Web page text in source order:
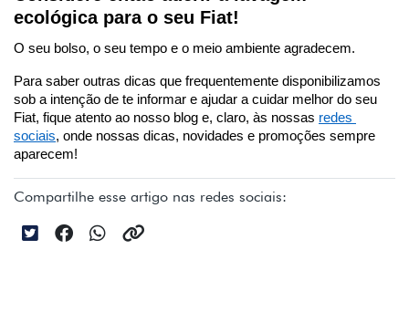
ecológica para o seu Fiat!
O seu bolso, o seu tempo e o meio ambiente agradecem.
Para saber outras dicas que frequentemente disponibilizamos
sob a intenção de te informar e ajudar a cuidar melhor do seu
Fiat, fique atento ao nosso blog e, claro, às nossas redes
sociais, onde nossas dicas, novidades e promoções sempre
aparecem!
Compartilhe esse artigo nas redes sociais: